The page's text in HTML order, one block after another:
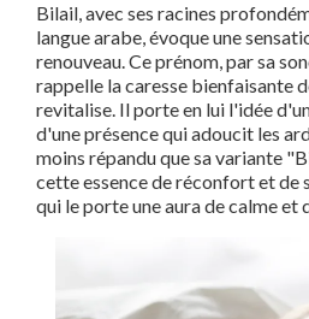
Bilail, avec ses racines
langue arabe, évoque une
renouveau. Ce prénom, par sa
rappelle la caresse bienfaisante
revitalise. Il porte en lui l'idée
d'une présence qui adoucit les
moins répandu que sa variante
cette essence de réconfort et de
qui le porte une aura de calme et